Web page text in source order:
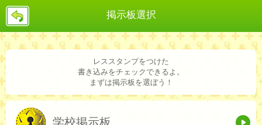
掲示板選択
戻
レススタンプをつけた
書き込みをチェックできるよ。
まずは掲示板を選ぼう！
学校掲示板